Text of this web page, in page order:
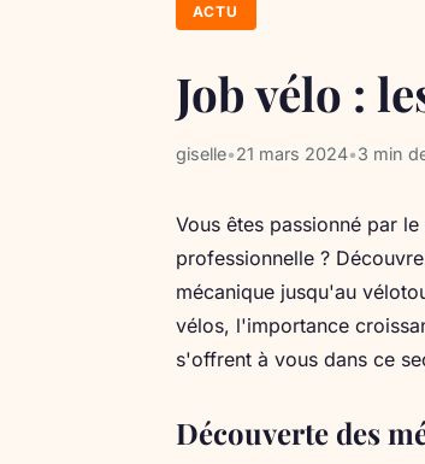
ACTU
Job vélo :
giselle•21 mars 2024•3 min
Vous êtes passionné par
professionnelle ?
mécanique jusqu'au
vélos, l'importance
s'offrent à vous dans ce
Découverte des